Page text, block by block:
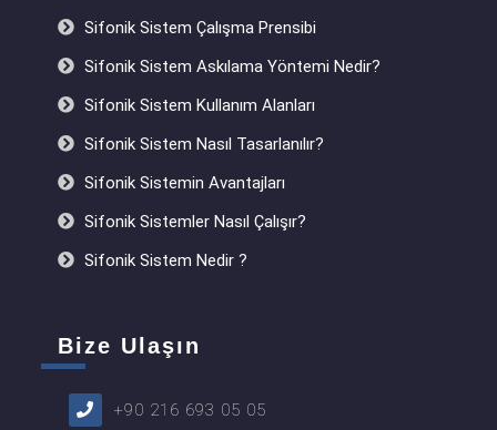
Sifonik Sistem Çalışma Prensibi
Sifonik Sistem Askılama Yöntemi Nedir?
Sifonik Sistem Kullanım Alanları
Sifonik Sistem Nasıl Tasarlanılır?
Sifonik Sistemin Avantajları
Sifonik Sistemler Nasıl Çalışır?
Sifonik Sistem Nedir ?
Bize Ulaşın
+90 216 693 05 05